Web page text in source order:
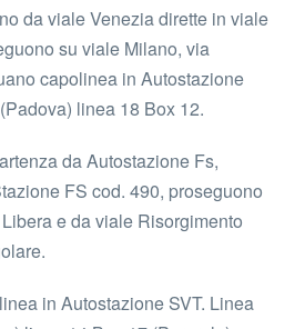
da viale Venezia dirette in viale
su viale Milano, via
capolinea in Autostazione
linea 18 Box 12.
da Autostazione Fs,
FS cod. 490, proseguono
e da viale Risorgimento
in Autostazione SVT. Linea